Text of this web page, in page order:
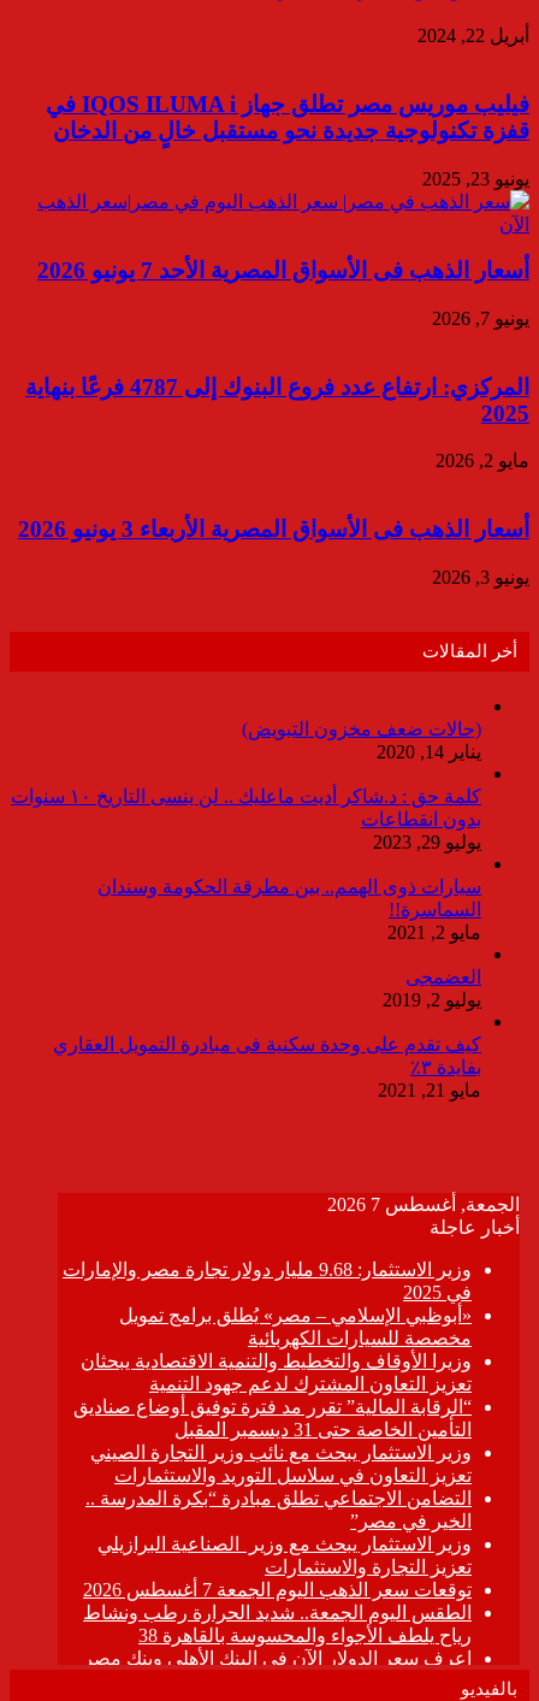
أبريل 22, 2024
فيليب موريس مصر تطلق جهاز IQOS ILUMA i في
قفزة تكنولوجية جديدة نحو مستقبل خالٍ من الدخان
يونيو 23, 2025
أسعار الذهب فى الأسواق المصرية الأحد 7 يونيو 2026
يونيو 7, 2026
المركزي: ارتفاع عدد فروع البنوك إلى 4787 فرعًا بنهاية
2025
مايو 2, 2026
أسعار الذهب فى الأسواق المصرية الأربعاء 3 يونيو 2026
يونيو 3, 2026
أخر المقالات
(حالات ضعف مخزون التبويض)
يناير 14, 2020
كلمة حق : د.شاكر أديت ماعليك .. لن ينسى التاريخ ١٠ سنوات
بدون انقطاعات
يوليو 29, 2023
سيارات ذوى الهمم.. بين مطرقة الحكومة وسندان
السماسرة!!
مايو 2, 2021
العضمجى
يوليو 2, 2019
كيف تقدم على وحدة سكنية فى مبادرة التمويل العقاري
بفايدة ٣٪
مايو 21, 2021
بالفيديو